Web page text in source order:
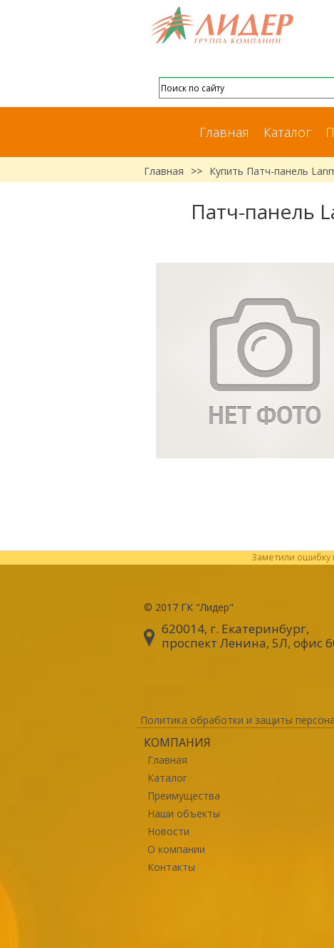
Главная Каталог
Главная >> Купить Патч-панель
Патч-панель
Заметили ошибку
© 2017 ГК "Лидер"
620014, г. Екатеринбург,
проспект Ленина, 5Л, офис
Политика обработки и защиты
КОМПАНИЯ
Главная
Каталог
Преимущества
Наши объекты
Новости
О компании
Контакты